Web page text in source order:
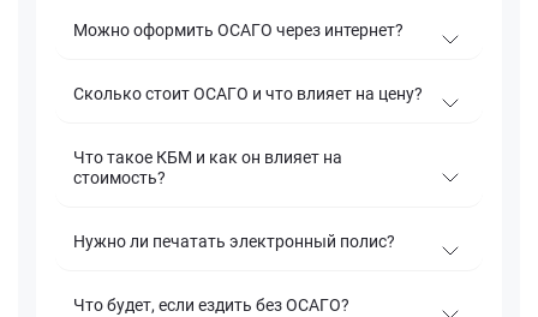
Можно оформить ОСАГО через интернет?
Сколько стоит ОСАГО и что влияет на цену?
Что такое КБМ и как он влияет на
стоимость?
Нужно ли печатать электронный полис?
Что будет, если ездить без ОСАГО?